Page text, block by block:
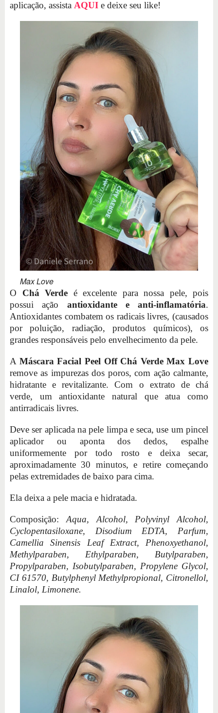
aplicação, assista AQUI e deixe seu like!
Max Love
O Chá Verde é excelente para nossa pele, pois
possui ação antioxidante e anti-inflamatória.
Antioxidantes combatem os radicais livres, (causados
por poluição, radiação, produtos químicos), os
grandes responsáveis pelo envelhecimento da pele.
A Máscara Facial Peel Off Chá Verde Max Love
remove as impurezas dos poros, com ação calmante,
hidratante e revitalizante. Com o extrato de chá
verde, um antioxidante natural que atua como
antirradicais livres.
Deve ser aplicada na pele limpa e seca, use um pincel
aplicador ou aponta dos dedos, espalhe
uniformemente por todo rosto e deixa secar,
aproximadamente 30 minutos, e retire começando
pelas extremidades de baixo para cima.
Ela deixa a pele macia e hidratada.
Composição: Aqua, Alcohol, Polyvinyl Alcohol,
Cyclopentasiloxane, Disodium EDTA, Parfum,
Camellia Sinensis Leaf Extract, Phenoxyethanol,
Methylparaben, Ethylparaben, Butylparaben,
Propylparaben, Isobutylparaben, Propylene Glycol,
CI 61570, Butylphenyl Methylpropional, Citronellol,
Linalol, Limonene.